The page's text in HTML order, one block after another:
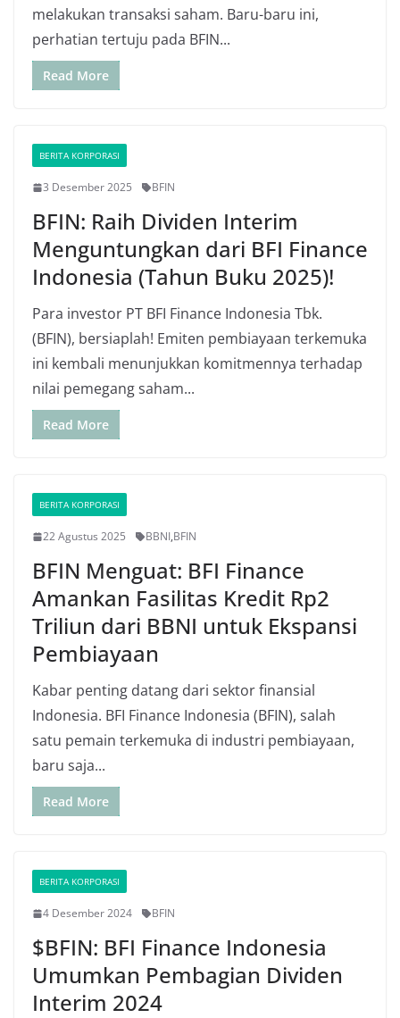
melakukan transaksi saham. Baru-baru ini,
perhatian tertuju pada BFIN...
Read More
BERITA KORPORASI
3 Desember 2025 BFIN
BFIN: Raih Dividen Interim
Menguntungkan dari BFI Finance
Indonesia (Tahun Buku 2025)!
Para investor PT BFI Finance Indonesia Tbk.
(BFIN), bersiaplah! Emiten pembiayaan terkemuka
ini kembali menunjukkan komitmennya terhadap
nilai pemegang saham...
Read More
BERITA KORPORASI
22 Agustus 2025 BBNI,BFIN
BFIN Menguat: BFI Finance
Amankan Fasilitas Kredit Rp2
Triliun dari BBNI untuk Ekspansi
Pembiayaan
Kabar penting datang dari sektor finansial
Indonesia. BFI Finance Indonesia (BFIN), salah
satu pemain terkemuka di industri pembiayaan,
baru saja...
Read More
BERITA KORPORASI
4 Desember 2024 BFIN
$BFIN: BFI Finance Indonesia
Umumkan Pembagian Dividen
Interim 2024